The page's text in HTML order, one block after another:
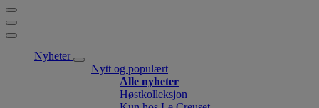
Nyheter
Nytt og populært
Alle nyheter
Høstkolleksjon